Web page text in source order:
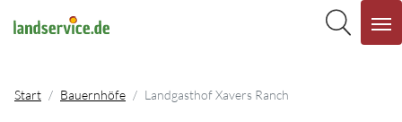
Start Bauernhöfe Landgasthof Xavers Ranch